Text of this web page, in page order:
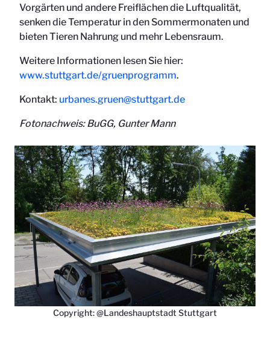
Copyright: @Landeshauptstadt Stuttgart
Vorgärten und andere Freiflächen die Luftqualität,
senken die Temperatur in den Sommermonaten und
bieten Tieren Nahrung und mehr Lebensraum.
Weitere Informationen lesen Sie hier:
www.stuttgart.de/gruenprogramm.
Kontakt: urbanes.gruen@stuttgart.de
Fotonachweis: BuGG, Gunter Mann